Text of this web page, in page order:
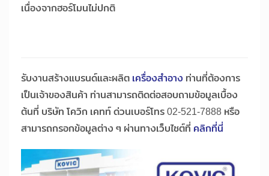
เนื่องจากฮอร์โมนไม่ปกติ
รับงานสร้างแบรนด์และผลิต เครื่องสำอาง ท่านที่ต้องการ
เป็นเจ้าของสินค้า ท่านสามารถติดต่อสอบถามข้อมูลเบื้อง
ต้นที่ บริษัท โควิก เคทท์ ด่วนเบอร์โทร 02-521-7888 หรือ
สามารถกรอกข้อมูลต่าง ๆ ผ่านทางเว็บไซต์ที่ คลิกที่นี่